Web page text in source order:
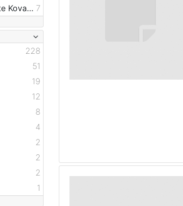
Gradska knjižnica Ante Kovačića 7
228
51
19
12
8
4
2
2
2
1